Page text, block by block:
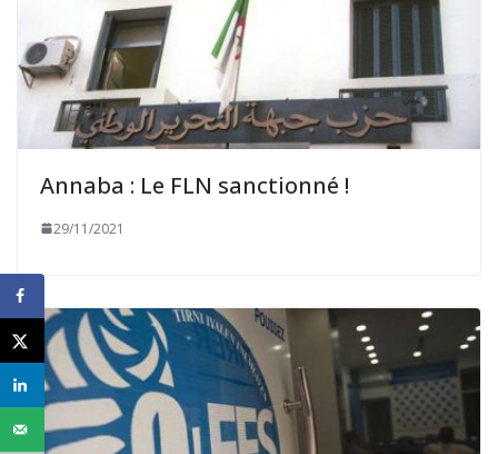
Annaba : Le FLN sanctionné !
29/11/2021